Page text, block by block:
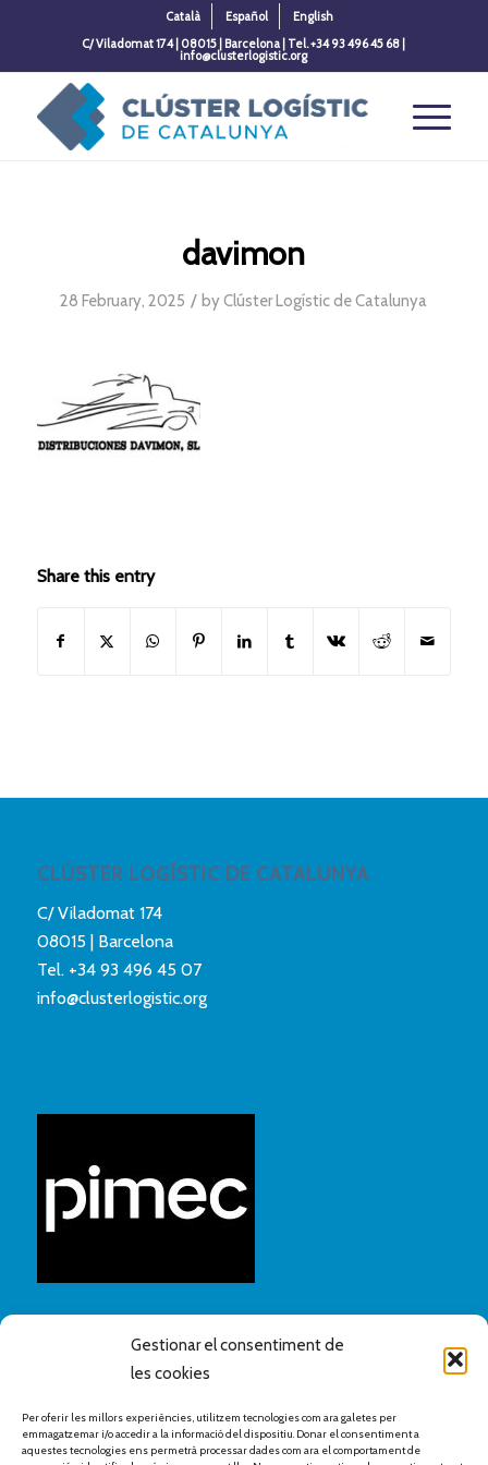
Gestionar el consentiment de
les cookies
Per oferir les millors experiències, utilitzem tecnologies com ara galetes per
emmagatzemar i/o accedir a la informació del dispositiu. Donar el consentiment a
aquestes tecnologies ens permetrà processar dades com ara el comportament de
Català Español
English
C/ Viladomat 174 | 08015 | Barcelona | Tel. +34 93 496 45 68 |
info@clusterlogistic.org
davimon
28 February, 2025 / byClúster Logístic de Catalunya
Share this entry
CLÚSTER LOGÍSTIC DE CATALUNYA
C/ Viladomat 174
08015 | Barcelona
Tel. +34 93 496 45 07
info@clusterlogistic.org